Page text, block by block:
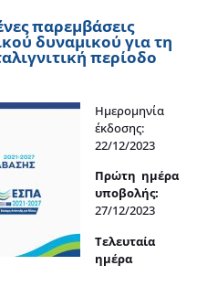
παρεμβάσεις
δυναμικού για τη
περίοδο
Ημερομηνία
έκδοσης:
22/12/2023
Πρώτη ημέρα
υποβολής:
27/12/2023
Τελευταία
ημέρα